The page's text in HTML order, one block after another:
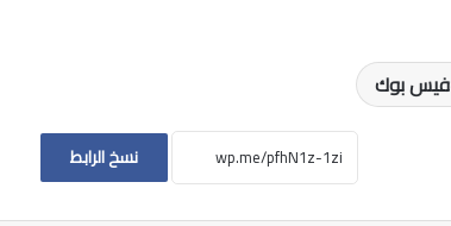
فيس بوك
نسخ الرابط